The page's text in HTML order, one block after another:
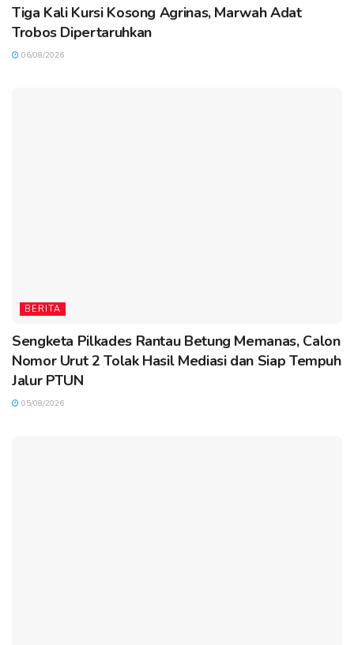
Tiga Kali Kursi Kosong Agrinas, Marwah Adat
Trobos Dipertaruhkan
06/08/2026
BERITA
Sengketa Pilkades Rantau Betung Memanas, Calon
Nomor Urut 2 Tolak Hasil Mediasi dan Siap Tempuh
Jalur PTUN
05/08/2026